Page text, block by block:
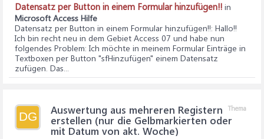
Datensatz per Button in einem Formular hinzufügen!! in
Microsoft Access Hilfe
Datensatz per Button in einem Formular hinzufügen!!: Hallo!!
Ich bin recht neu in dem Gebiet Access 07 und habe nun
folgendes Problem: Ich möchte in meinem Formular Einträge in
Textboxen per Button "sfHinzufügen" einem Datensatz
zufügen. Das...
DG
Thema
Auswertung aus mehreren Registern
erstellen (nur die Gelbmarkierten oder
mit Datum von akt. Woche)